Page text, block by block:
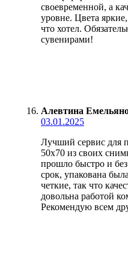
своевременной, а
уровне. Цвета
что хотел.
сувенирами!
Алевтина
03.01.2025
Лучший сервис для
50х70 из своих
прошло быстро и
срок, упакована
четкие, так что
довольна работой
Рекомендую всем